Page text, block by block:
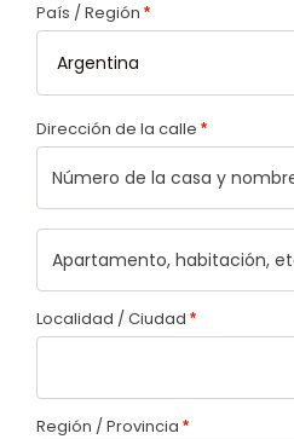
País / Región *
Dirección de la calle *
Localidad / Ciudad *
Región / Provincia *